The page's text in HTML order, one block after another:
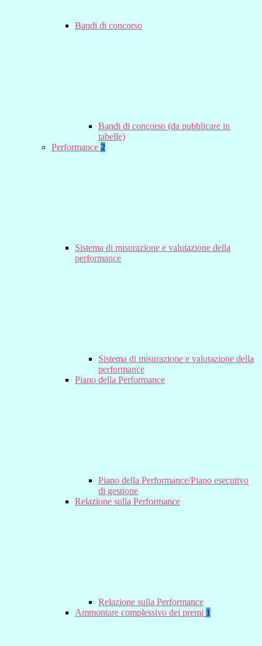
Bandi di concorso
Bandi di concorso (da pubblicare in
tabelle)
Performance 2
Sistema di misurazione e valutazione della
performance
Sistema di misurazione e valutazione della
performance
Piano della Performance
Piano della Performance/Piano esecutivo
di gestione
Relazione sulla Performance
Relazione sulla Performance
Ammontare complessivo dei premi 1